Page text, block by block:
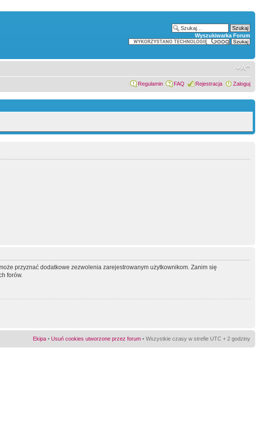
Wyszukiwarka Forum
Regulamin FAQ Rejestracja Zaloguj
przyznać dodatkowe zezwolenia zarejestrowanym użytkownikom. Zanim się
forów.
Ekipa • Usuń cookies utworzone przez forum • Wszystkie czasy w strefie UTC + 2 godziny